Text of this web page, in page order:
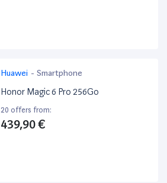
Huawei - Smartphone
Honor Magic 6 Pro 256Go
20 offers from:
439,90 €